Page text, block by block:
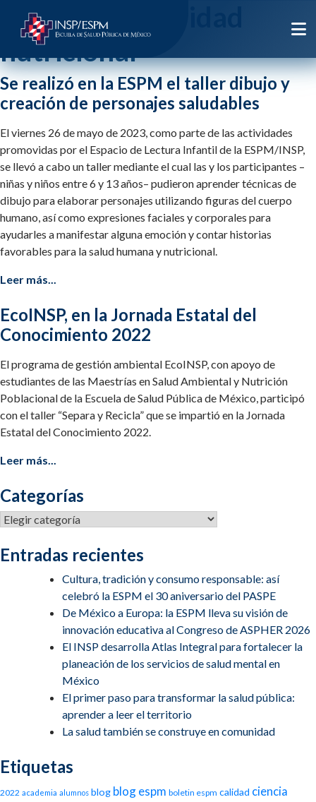
Etiqueta:
nutricional
Se realizó en la ESPM el taller dibujo y
creación de personajes saludables
El viernes 26 de mayo de 2023, como parte de las actividades
promovidas por el Espacio de Lectura Infantil de la ESPM/INSP,
se llevó a cabo un taller mediante el cual las y los participantes –
niñas y niños entre 6 y 13 años– pudieron aprender técnicas de
dibujo para elaborar personajes utilizando figuras del cuerpo
humano, así como expresiones faciales y corporales para
ayudarles a manifestar alguna emoción y contar historias
favorables para la salud humana y nutricional.
Leer más...
EcoINSP, en la Jornada Estatal del
Conocimiento 2022
El programa de gestión ambiental EcoINSP, con apoyo de
estudiantes de las Maestrías en Salud Ambiental y Nutrición
Poblacional de la Escuela de Salud Pública de México, participó
con el taller “Separa y Recicla” que se impartió en la Jornada
Estatal del Conocimiento 2022.
Leer más...
Categorías
Categorías
Entradas recientes
Cultura, tradición y consumo responsable: así
celebró la ESPM el 30 aniversario del PASPE
De México a Europa: la ESPM lleva su visión de
innovación educativa al Congreso de ASPHER 2026
El INSP desarrolla Atlas Integral para fortalecer la
planeación de los servicios de salud mental en
México
El primer paso para transformar la salud pública:
aprender a leer el territorio
La salud también se construye en comunidad
Etiquetas
2022 academia alumnos blog blog espm boletin espm calidad ciencia